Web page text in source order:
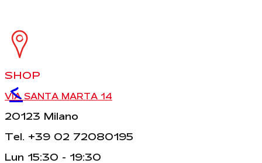
<
SHOP
VIA SANTA MARTA 14
20123 Milano
Tel. +39 02 72080195
Lun 15:30 - 19:30